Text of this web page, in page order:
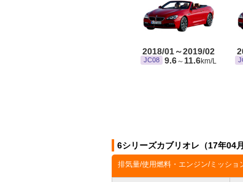
2018/01～2019/02
JC08 9.6～ 11.6km/L
6シリーズカブリオレ（17年04
排気量/使用燃料・エンジン/ミッショ